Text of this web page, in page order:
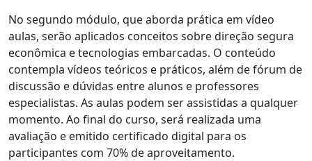
No segundo módulo, que aborda prática em vídeo
aulas, serão aplicados conceitos sobre direção segura
econômica e tecnologias embarcadas. O conteúdo
contempla vídeos teóricos e práticos, além de fórum de
discussão e dúvidas entre alunos e professores
especialistas. As aulas podem ser assistidas a qualquer
momento. Ao final do curso, será realizada uma
avaliação e emitido certificado digital para os
participantes com 70% de aproveitamento.